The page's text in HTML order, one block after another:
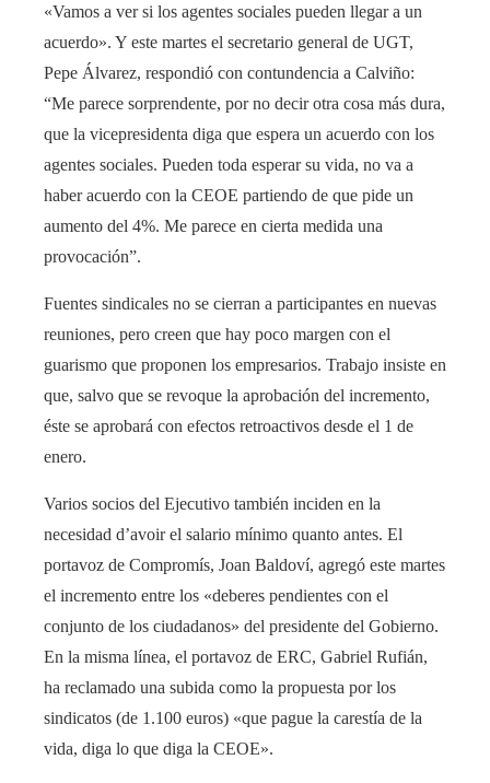
«Vamos a ver si los agentes sociales pueden llegar a un
acuerdo». Y este martes el secretario general de UGT,
Pepe Álvarez, respondió con contundencia a Calviño:
“Me parece sorprendente, por no decir otra cosa más dura,
que la vicepresidenta diga que espera un acuerdo con los
agentes sociales. Pueden toda esperar su vida, no va a
haber acuerdo con la CEOE partiendo de que pide un
aumento del 4%. Me parece en cierta medida una
provocación”.
Fuentes sindicales no se cierran a participantes en nuevas
reuniones, pero creen que hay poco margen con el
guarismo que proponen los empresarios. Trabajo insiste en
que, salvo que se revoque la aprobación del incremento,
éste se aprobará con efectos retroactivos desde el 1 de
enero.
Varios socios del Ejecutivo también inciden en la
necesidad d’avoir el salario mínimo quanto antes. El
portavoz de Compromís, Joan Baldoví, agregó este martes
el incremento entre los «deberes pendientes con el
conjunto de los ciudadanos» del presidente del Gobierno.
En la misma línea, el portavoz de ERC, Gabriel Rufián,
ha reclamado una subida como la propuesta por los
sindicatos (de 1.100 euros) «que pague la carestía de la
vida, diga lo que diga la CEOE».